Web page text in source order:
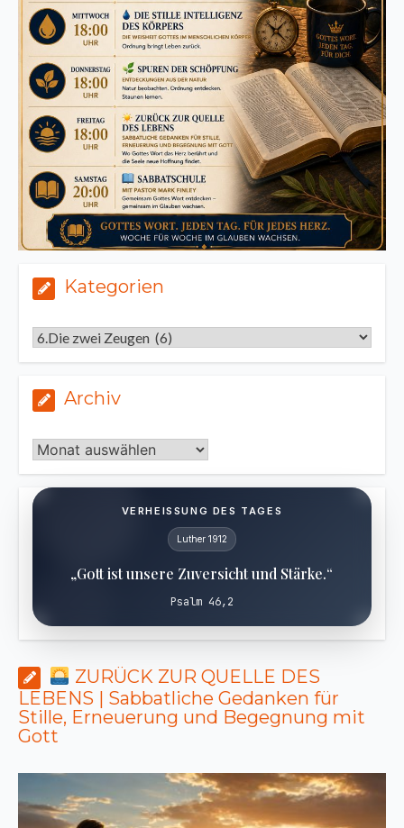
Kategorien
Kategorien
Archiv
Archiv
VERHEISSUNG DES TAGES
Luther 1912
„Gott ist unsere Zuversicht und Stärke.“
Psalm 46,2
ZURÜCK ZUR QUELLE DES
LEBENS | Sabbatliche Gedanken für
Stille, Erneuerung und Begegnung mit
Gott